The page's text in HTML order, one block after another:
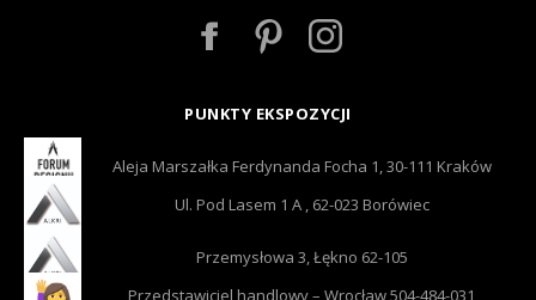
PUNKTY EKSPOZYCJI
Aleja Marszałka Ferdynanda Focha 1, 30-111 Kraków
Ul. Pod Lasem 1 A , 62-023 Borówiec
Przemysłowa 3, Łękno 62-105
Przedstawiciel handlowy – Wrocław 504-484-031